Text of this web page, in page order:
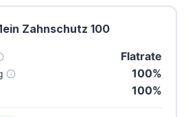
Zahnschutz 100
Flatrate
100%
100%